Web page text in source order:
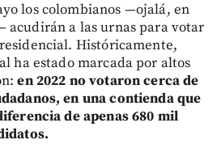
los colombianos —ojalá, en
acudirán a las urnas para votar
Históricamente,
ha estado marcada por altos
en 2022 no votaron cerca de
en una contienda que
de apenas 680 mil